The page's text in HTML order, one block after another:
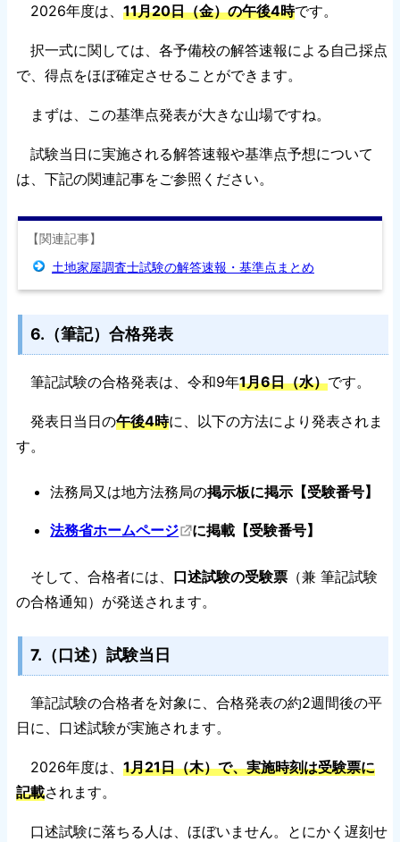
2026年度は、 11月20日（金）の午後4時です。
択一式に関しては、各予備校の解答速報による自己採点
で、得点をほぼ確定させることができます。
まずは、この基準点発表が大きな山場ですね。
試験当日に実施される解答速報や基準点予想について
は、下記の関連記事をご参照ください。
【関連記事】
土地家屋調査士試験の解答速報・基準点まとめ
6.（筆記）合格発表
筆記試験の合格発表は、令和9年1月6日（水）です。
発表日当日の午後4時に、以下の方法により発表されま
す。
法務局又は地方法務局の掲示板に掲示【受験番号】
法務省ホームページ に掲載【受験番号】
そして、合格者には、 口述試験の受験票 （兼 筆記試験
の合格通知）が発送されます。
7.（口述）試験当日
筆記試験の合格者を対象に、合格発表の約2週間後の平
日に、口述試験が実施されます。
2026年度は、 1月21日（木）で、実施時刻は受験票に
記載されます。
口述試験に落ちる人は、ほぼいません。とにかく遅刻せ